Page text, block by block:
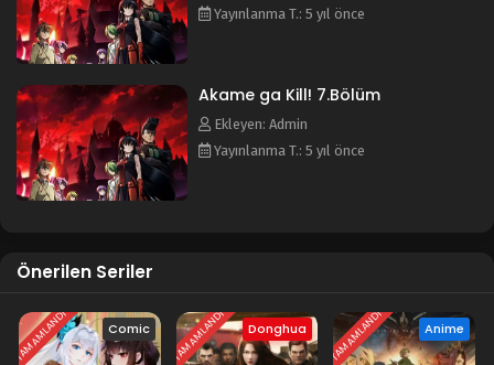
Yayınlanma T.: 5 yıl önce
Akame ga Kill! 7.Bölüm
Ekleyen: Admin
Yayınlanma T.: 5 yıl önce
Önerilen Seriler
TAMAMLANDI Comic TAMAMLANDI Donghua TAMAMLANDI Anime